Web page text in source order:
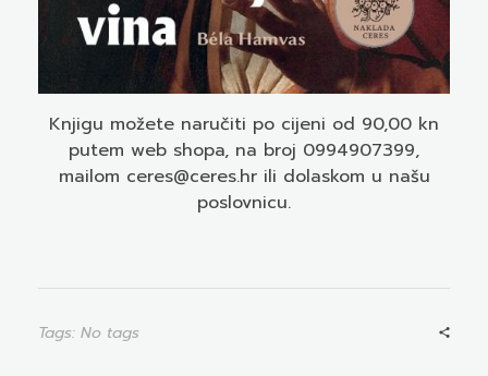
Knjigu možete naručiti po cijeni od 90,00 kn
putem web shopa, na broj 0994907399,
mailom ceres@ceres.hr ili dolaskom u našu
poslovnicu.
Tags: No tags